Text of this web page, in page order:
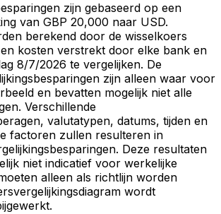
zijn gebaseerd op een
van GBP 20,000 naar USD.
berekend door de wisselkoers
kosten verstrekt door elke bank en
8/7/2026 te vergelijken. De
zijn alleen waar voor
en bevatten mogelijk niet alle
Verschillende
valutatypen, datums, tijden en
factoren zullen resulteren in
Deze resultaten
niet indicatief voor werkelijke
alleen als richtlijn worden
wordt